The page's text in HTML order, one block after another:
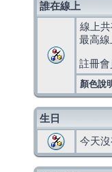
誰在線上
線上
最高線
註冊會
顏色說
生日
今天